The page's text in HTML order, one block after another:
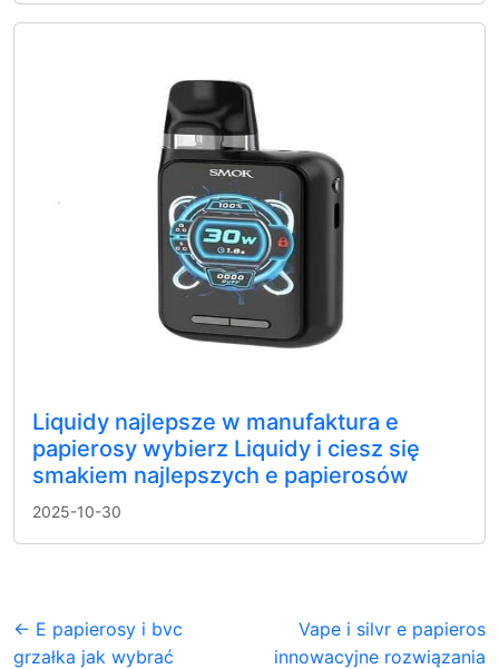
Liquidy najlepsze w manufaktura e
papierosy wybierz Liquidy i ciesz się
smakiem najlepszych e papierosów
2025-10-30
← E papierosy i bvc
grzałka jak wybrać
Vape i silvr e papieros
innowacyjne rozwiązania